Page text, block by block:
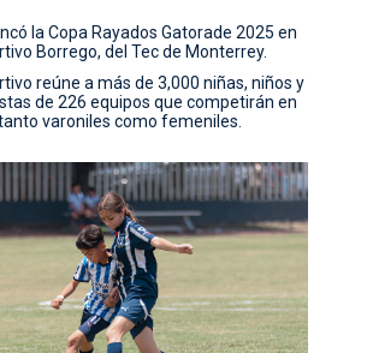
la Copa Rayados Gatorade 2025 en
Borrego, del Tec de Monterrey.
reúne a más de 3,000 niñas, niños y
de 226 equipos que competirán en
varoniles como femeniles.